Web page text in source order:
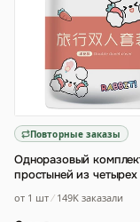
Повторные заказы
Одноразовый
простыней из четырех
от 1 шт 149K заказали